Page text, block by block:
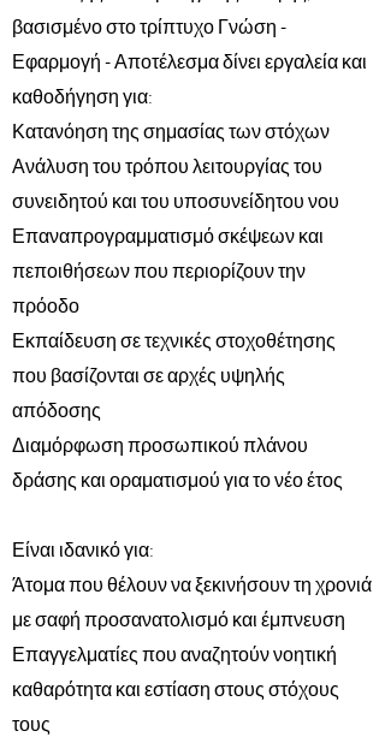
βασισμένο στο τρίπτυχο Γνώση -
Εφαρμογή - Αποτέλεσμα δίνει εργαλεία και
καθοδήγηση για:
Κατανόηση της σημασίας των στόχων
Ανάλυση του τρόπου λειτουργίας του
συνειδητού και του υποσυνείδητου νου
Επαναπρογραμματισμό σκέψεων και
πεποιθήσεων που περιορίζουν την
πρόοδο
Εκπαίδευση σε τεχνικές στοχοθέτησης
που βασίζονται σε αρχές υψηλής
απόδοσης
Διαμόρφωση προσωπικού πλάνου
δράσης και οραματισμού για το νέο έτος
Είναι ιδανικό για:
Άτομα που θέλουν να ξεκινήσουν τη χρονιά
με σαφή προσανατολισμό και έμπνευση
Επαγγελματίες που αναζητούν νοητική
καθαρότητα και εστίαση στους στόχους
τους